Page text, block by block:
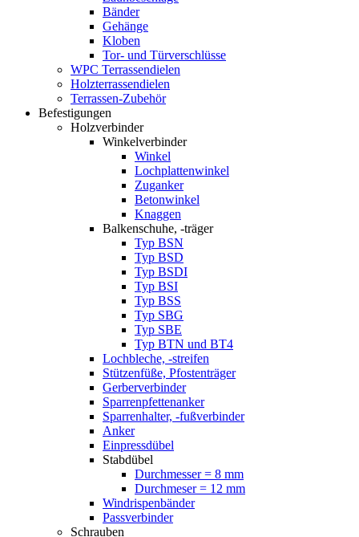
Bänder
Gehänge
Kloben
Tor- und Türverschlüsse
WPC Terrassendielen
Holzterrassendielen
Terrassen-Zubehör
Befestigungen
Holzverbinder
Winkelverbinder
Winkel
Lochplattenwinkel
Zuganker
Betonwinkel
Knaggen
Balkenschuhe, -träger
Typ BSN
Typ BSD
Typ BSDI
Typ BSI
Typ BSS
Typ SBG
Typ SBE
Typ BTN und BT4
Lochbleche, -streifen
Stützenfüße, Pfostenträger
Gerberverbinder
Sparrenpfettenanker
Sparrenhalter, -fußverbinder
Anker
Einpressdübel
Stabdübel
Durchmesser = 8 mm
Durchmeser = 12 mm
Windrispenbänder
Passverbinder
Schrauben